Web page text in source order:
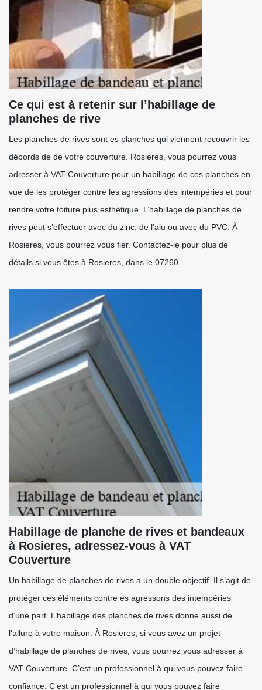
Ce qui est à retenir sur l’habillage de
planches de rive
Les planches de rives sont es planches qui viennent recouvrir les
débords de de votre couverture. Rosieres, vous pourrez vous
adresser à VAT Couverture pour un habillage de ces planches en
vue de les protéger contre les agressions des intempéries et pour
rendre votre toiture plus esthétique. L’habillage de planches de
rives peut s’effectuer avec du zinc, de l’alu ou avec du PVC. À
Rosieres, vous pourrez vous fier. Contactez-le pour plus de
détails si vous êtes à Rosieres, dans le 07260.
Habillage de planche de rives et bandeaux
à Rosieres, adressez-vous à VAT
Couverture
Un habillage de planches de rives a un double objectif. Il s’agit de
protéger ces éléments contre es agressons des intempéries
d’une part. L’habillage des planches de rives donne aussi de
l’allure à votre maison. À Rosieres, si vous avez un projet
d’habillage de planches de rives, vous pourrez vous adresser à
VAT Couverture. C’est un professionnel à qui vous pouvez faire
confiance. C’est un professionnel à qui vous pouvez faire